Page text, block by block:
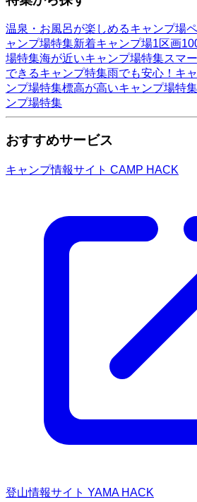
温泉・お風呂が楽しめるキャンプ場
ャンプ場特集新着キャンプ場1区画
場特集海が近いキャンプ場特集スマ
できるキャンプ特集雨でも安心！キ
ンプ場特集標高が高いキャンプ場特集
ンプ場特集
おすすめサービス
キャンプ情報サイト CAMP HACK
登山情報サイト YAMA HACK